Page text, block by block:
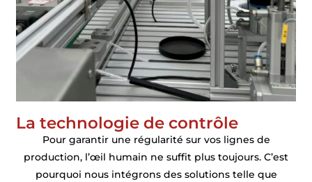
La technologie de contrôle
Pour garantir une régularité sur vos lignes de
production, l’œil humain ne suffit plus toujours. C’est
pourquoi nous intégrons des solutions telle que